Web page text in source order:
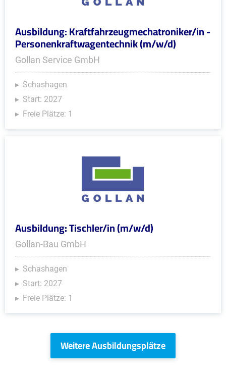
Ausbildung: Kraftfahrzeugmechatroniker/in -
Personenkraftwagentechnik (m/w/d)
Gollan Service GmbH
Schashagen
Start: 2027
Freie Plätze: 1
Ausbildung: Tischler/in (m/w/d)
Gollan-Bau GmbH
Schashagen
Start: 2027
Freie Plätze: 1
Weitere Ausbildungsplätze